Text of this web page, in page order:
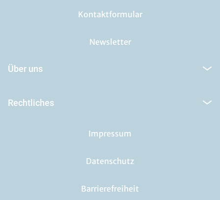
Kontaktformular
Newsletter
Über uns
Rechtliches
Impressum
Datenschutz
Barrierefreiheit